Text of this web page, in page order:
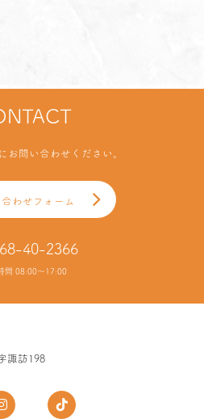
お問い合わせください。
わせフォーム
40-2366
間 08:00～17:00
諏訪198